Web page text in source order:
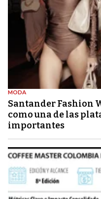
MODA
Santander Fashion
como una de las
importantes